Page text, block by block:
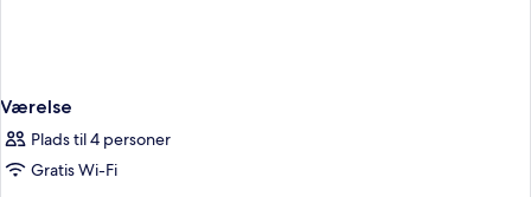
Værelse
Plads til 4 personer
Gratis Wi-Fi